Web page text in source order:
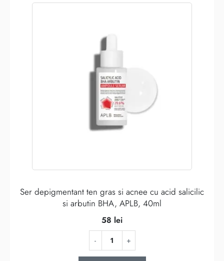
Ser depigmentant ten gras si acnee cu acid salicilic
si arbutin BHA, APLB, 40ml
58 lei